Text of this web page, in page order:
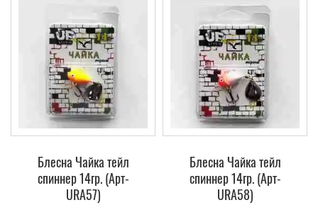
Блесна Чайка тейл
спиннер 14гр. (Арт-
URA57)
Блесна Чайка тейл
спиннер 14гр. (Арт-
URA58)